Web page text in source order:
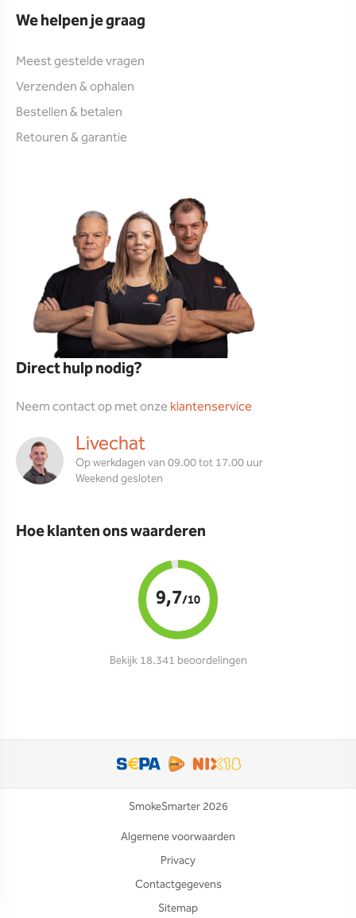
We helpen je graag
Meest gestelde vragen
Verzenden & ophalen
Bestellen & betalen
Retouren & garantie
Direct hulp nodig?
Neem contact op met onzeklantenservice
Livechat
Op werkdagen van 09.00 tot 17.00 uur
Weekend gesloten
Hoe klanten ons waarderen
9,7/10
Bekijk 18.341 beoordelingen
SmokeSmarter 2026
Algemene voorwaarden
Privacy
Contactgegevens
Sitemap